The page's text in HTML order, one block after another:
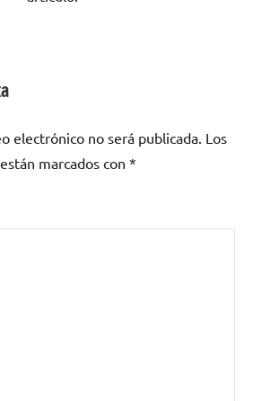
electrónico no será publicada. Los
marcados con *